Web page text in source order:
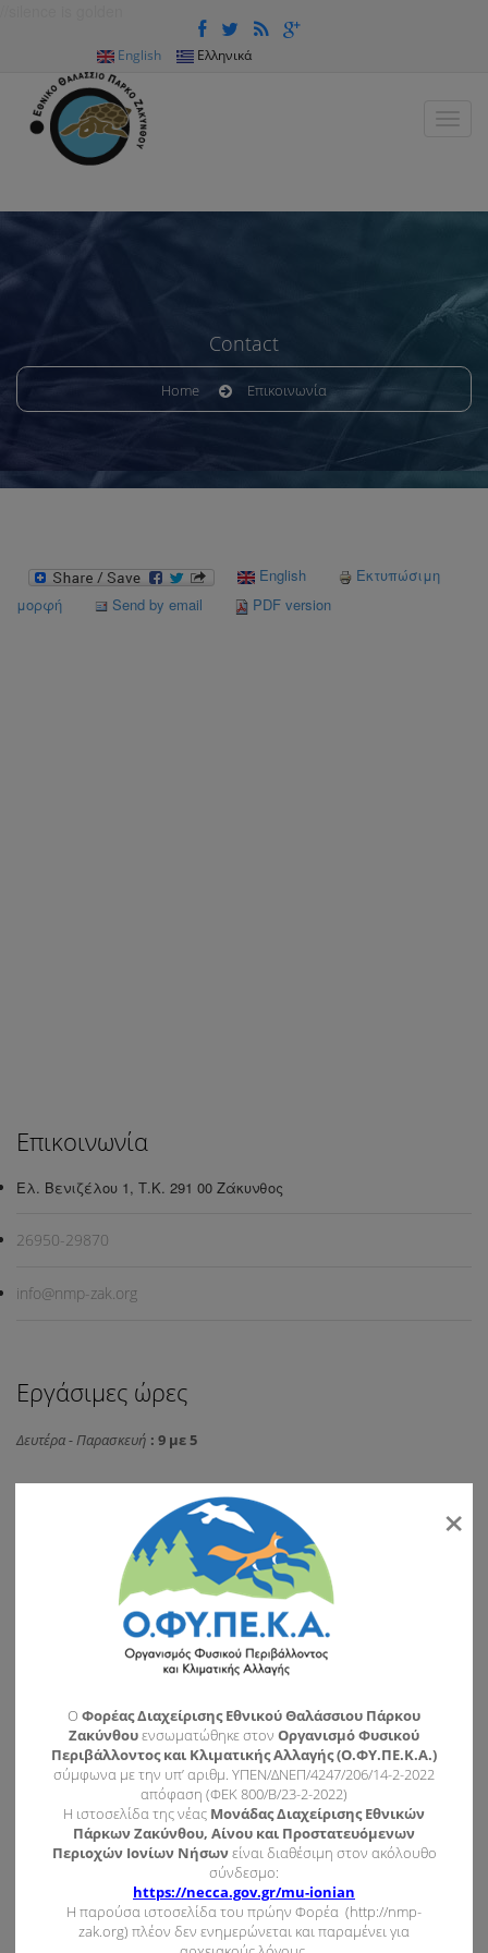
Παράκαμψη προς το κυρίως περιεχόμενο
English Ελληνικά
Contact
Home Επικοινωνία
English
Εκτυπώσιμη
μορφή
Send by email PDF version
Επικοινωνία
Ελ. Βενιζέλου 1, Τ.Κ. 291 00 Ζάκυνθος
26950-29870
info@nmp-zak.org
Εργάσιμες ώρες
Δευτέρα - Παρασκευή : 9 με 5
Θέλουμε να μάθουμε τα νέα σου!
Μήνυμα*
CAPTCHA
×
O Φορέας Διαχείρισης Εθνικού Θαλάσσιου Πάρκου
Ζακύνθουενσωματώθηκε στον Οργανισμό Φυσικού
Περιβάλλοντος και Κλιματικής Αλλαγής (Ο.ΦΥ.ΠΕ.Κ.Α.)
σύμφωνα με την υπ’ αριθμ. ΥΠΕΝ/ΔΝΕΠ/4247/206/14-2-2022
απόφαση (ΦΕΚ 800/Β/23-2-2022)
Η ιστοσελίδα της νέας Μονάδας Διαχείρισης Εθνικών
Πάρκων Ζακύνθου, Αίνου και Προστατευόμενων
Περιοχών Ιονίων Νήσωνείναι διαθέσιμη στον ακόλουθο
σύνδεσμο:
https://necca.gov.gr/mu-ionian
Η παρούσα ιστοσελίδα του πρώην Φορέα (http://nmp-
zak.org) πλέον δεν ενημερώνεται και παραμένει για